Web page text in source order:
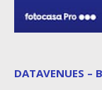
DATAVENUES –